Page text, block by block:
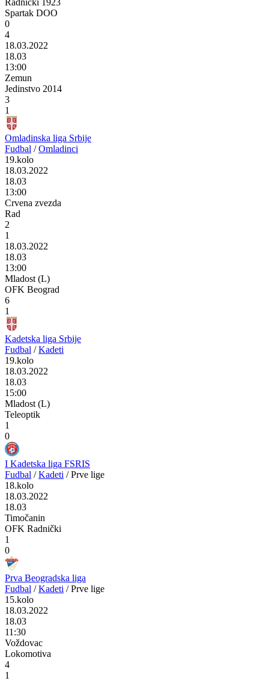
Spartak DOO
0
4
18.03.2022
18.03
13:00
Zemun
Jedinstvo 2014
3
1
Omladinska liga Srbije
Fudbal / Omladinci
19.kolo
18.03.2022
18.03
13:00
Crvena zvezda
Rad
2
1
18.03.2022
18.03
13:00
Mladost (L)
OFK Beograd
6
1
Kadetska liga Srbije
Fudbal / Kadeti
19.kolo
18.03.2022
18.03
15:00
Mladost (L)
Teleoptik
1
0
I Kadetska liga FSRIS
Fudbal / Kadeti / Prve lige
18.kolo
18.03.2022
18.03
Timočanin
OFK Radnički
1
0
Prva Beogradska liga
Fudbal / Kadeti / Prve lige
15.kolo
18.03.2022
18.03
11:30
Voždovac
Lokomotiva
4
1